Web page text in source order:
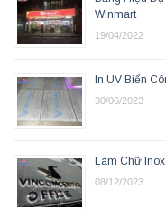
Winmart
19/04/2022
In UV Biển
30/06/2023
Làm Chữ
08/12/2023